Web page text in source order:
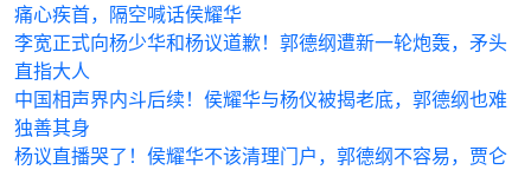
痛心疾首，隔空喊话侯耀华
李宽正式向杨少华和杨议道歉！郭德纲遭新一轮炮轰，矛头
直指大人
中国相声界内斗后续！侯耀华与杨仪被揭老底，郭德纲也难
独善其身
杨议直播哭了！侯耀华不该清理门户，郭德纲不容易，贾仑